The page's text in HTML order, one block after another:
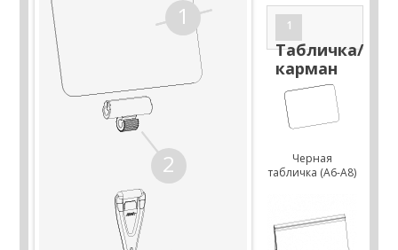
1
2
1
Табличка/
карман
Черная
табличка (А6-А8)